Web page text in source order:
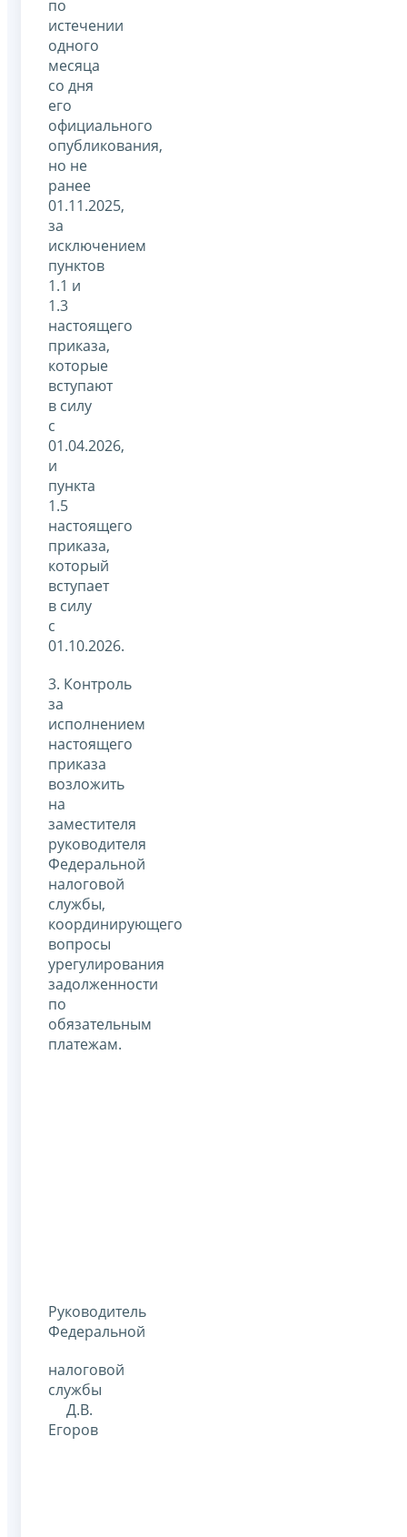
по
истечении
одного
месяца
со дня
его
официального
опубликования,
но не
ранее
01.11.2025,
за
исключением
пунктов
1.1 и
1.3
настоящего
приказа,
которые
вступают
в силу
с
01.04.2026,
и
пункта
1.5
настоящего
приказа,
который
вступает
в силу
с
01.10.2026.
3. Контроль
за
исполнением
настоящего
приказа
возложить
на
заместителя
руководителя
Федеральной
налоговой
службы,
координирующего
вопросы
урегулирования
задолженности
по
обязательным
платежам.
Руководитель
Федеральной
налоговой
службы
Д.В.
Егоров